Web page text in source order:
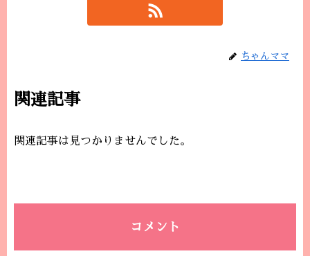
ちゃんママ
関連記事
関連記事は見つかりませんでした。
コメント